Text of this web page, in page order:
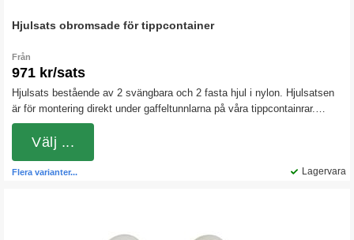
Hjulsats obromsade för tippcontainer
Från
971 kr/sats
Hjulsats bestående av 2 svängbara och 2 fasta hjul i nylon. Hjulsatsen
är för montering direkt under gaffeltunnlarna på våra tippcontainrar.
Nylonhjulen är hårda och rullar lätt även vid tyngre belastningar.
Lagervara
Flera varianter...
Välj ...